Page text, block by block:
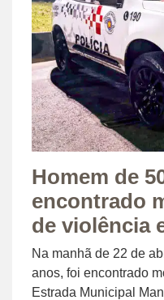
Homem de
encontrado
de violência
Na manhã de 22 de
anos, foi encontrado
Estrada Municipal